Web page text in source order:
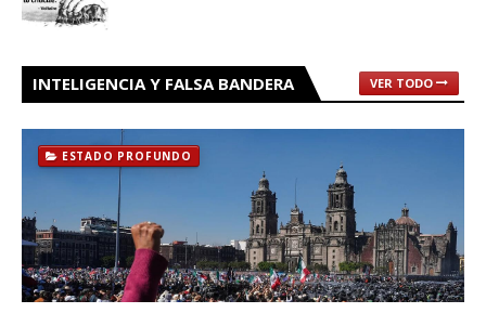
INTELIGENCIA Y FALSA BANDERA VER TODO
ESTADO PROFUNDO